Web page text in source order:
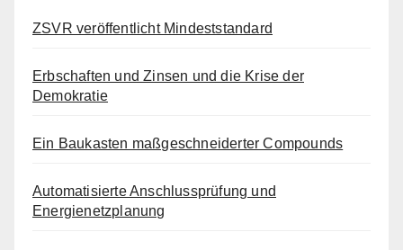
ZSVR veröffentlicht Mindeststandard
Erbschaften und Zinsen und die Krise der
Demokratie
Ein Baukasten maßgeschneiderter Compounds
Automatisierte Anschlussprüfung und
Energienetzplanung